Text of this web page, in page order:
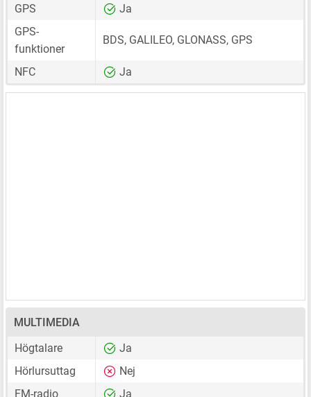
GPS
Ja
GPS-
funktioner
BDS, GALILEO, GLONASS, GPS
NFC Ja
MULTIMEDIA
Högtalare
Ja
Hörlursuttag
Nej
FM-radio
Ja